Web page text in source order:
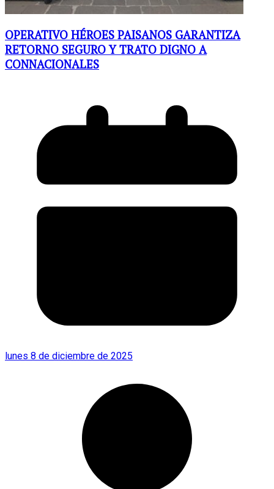
OPERATIVO HÉROES PAISANOS GARANTIZA
RETORNO SEGURO Y TRATO DIGNO A
CONNACIONALES
lunes 8 de diciembre de 2025